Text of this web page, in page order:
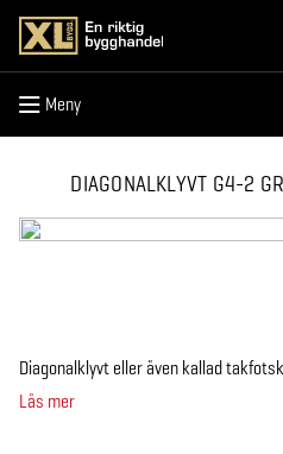
Meny
Meny
DIAGONALKLYVT G4-2
Diagonalklyvt eller även kallad
Läs mer